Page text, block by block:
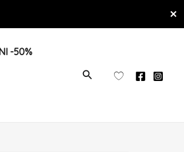
✕
-50%
OTSI